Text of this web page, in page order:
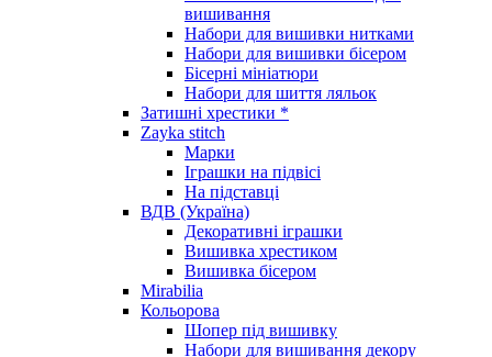
вишивання
Набори для вишивки нитками
Набори для вишивки бісером
Бісерні мініатюри
Набори для шиття ляльок
Затишні хрестики *
Zayka stitch
Марки
Іграшки на підвісі
На підставці
ВДВ (Україна)
Декоративні іграшки
Вишивка хрестиком
Вишивка бісером
Mirabilia
Кольорова
Шопер під вишивку
Набори для вишивання декору